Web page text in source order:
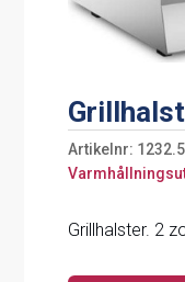
Artikelnr:
Grillhalster. 2